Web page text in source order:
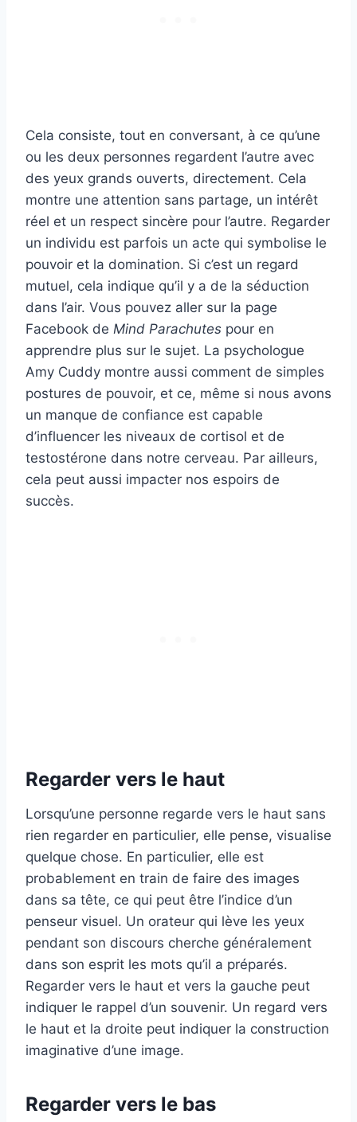
Cela consiste, tout en conversant, à ce qu’une
ou les deux personnes regardent l’autre avec
des yeux grands ouverts, directement. Cela
montre une attention sans partage, un intérêt
réel et un respect sincère pour l’autre. Regarder
un individu est parfois un acte qui symbolise le
pouvoir et la domination. Si c’est un regard
mutuel, cela indique qu’il y a de la séduction
dans l’air. Vous pouvez aller sur la page
Facebook de Mind Parachutes pour en
apprendre plus sur le sujet. La psychologue
Amy Cuddy montre aussi comment de simples
postures de pouvoir, et ce, même si nous avons
un manque de confiance est capable
d’influencer les niveaux de cortisol et de
testostérone dans notre cerveau. Par ailleurs,
cela peut aussi impacter nos espoirs de
succès.
Regarder vers le haut
Lorsqu’une personne regarde vers le haut sans
rien regarder en particulier, elle pense, visualise
quelque chose. En particulier, elle est
probablement en train de faire des images
dans sa tête, ce qui peut être l’indice d’un
penseur visuel. Un orateur qui lève les yeux
pendant son discours cherche généralement
dans son esprit les mots qu’il a préparés.
Regarder vers le haut et vers la gauche peut
indiquer le rappel d’un souvenir. Un regard vers
le haut et la droite peut indiquer la construction
imaginative d’une image.
Regarder vers le bas